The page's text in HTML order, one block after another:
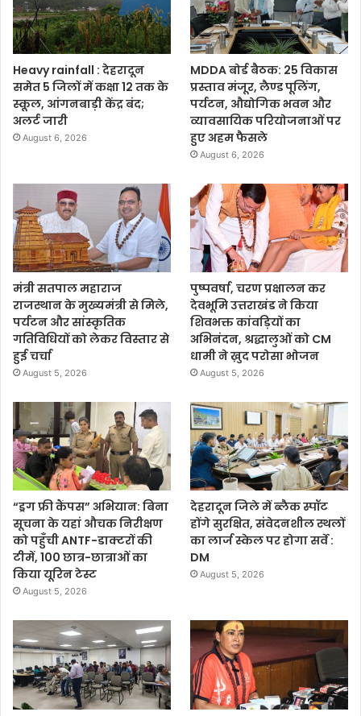
Heavy rainfall : देहरादून
समेत 5 जिलों में कक्षा 12 तक के
स्कूल, आंगनबाड़ी केंद्र बंद;
अलर्ट जारी
August 6, 2026
MDDA बोर्ड बैठक: 25 विकास
प्रस्ताव मंजूर, लैण्ड पूलिंग,
पर्यटन, औद्योगिक भवन और
व्यावसायिक परियोजनाओं पर
हुए अहम फैसले
August 6, 2026
मंत्री सतपाल महाराज
राजस्थान के मुख्यमंत्री से मिले,
पर्यटन और सांस्कृतिक
गतिविधियों को लेकर विस्तार से
हुई चर्चा
August 5, 2026
पुष्पवर्षा, चरण प्रक्षालन कर
देवभूमि उत्तराखंड ने किया
शिवभक्त कांवड़ियों का
अभिनंदन, श्रद्धालुओं को CM
धामी ने ख़ुद परोसा भोजन
August 5, 2026
“ड्रग फ्री कैंपस” अभियान: बिना
सूचना के यहां औचक निरीक्षण
को पहुँची ANTF-डाक्टरों की
टीमें, 100 छात्र-छात्राओं का
किया यूरिन टेस्ट
August 5, 2026
देहरादून जिले में ब्लैक स्पॉट
होंगे सुरक्षित, संवेदनशील स्थलों
का लार्ज स्केल पर होगा सर्वे :
DM
August 5, 2026